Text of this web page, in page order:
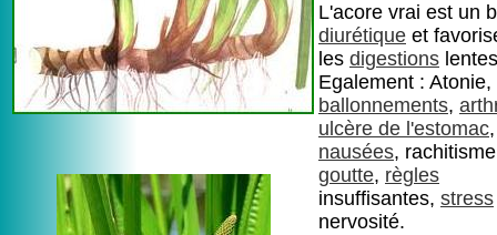
L'acore vrai est un
diurétique et
les digestions
Egalement : Atonie,
ballonnements,
ulcère de l'estomac,
nausées,
goutte, règles
insuffisantes, stress
nervosité.